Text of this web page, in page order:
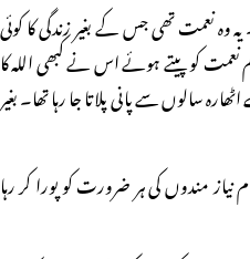
نعمت تھی جس کے بغیر زندگی کا کوئی
نعمت کو پیتے ہوئے اس نے کبھی اللہ کا
سالوں سے پانی پلاتا جا رہا تھا۔ بغیر
مندوں کی ہر ضرورت کو پورا کر رہا